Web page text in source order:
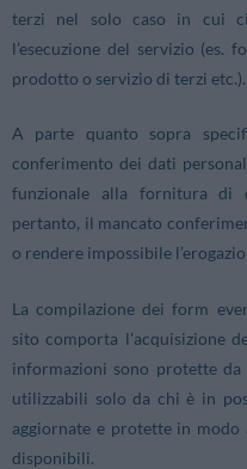
terzi nel solo caso in cui
l’esecuzione del servizio (es.
prodotto o servizio di terzi etc.).
A parte quanto sopra
conferimento dei dati
funzionale alla fornitura di
pertanto, il mancato
o rendere impossibile
La compilazione dei form
sito comporta l'acquisizione
informazioni sono protette
utilizzabili solo da chi è in
aggiornate e protette in modo
disponibili.